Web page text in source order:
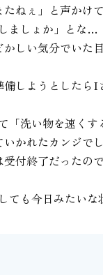
ねぇ」と声かけ
ましょか」とな…
しい気分でい
しようとしたら
洗い物を速く
かれたカンジで
付終了だった
も今日みたい